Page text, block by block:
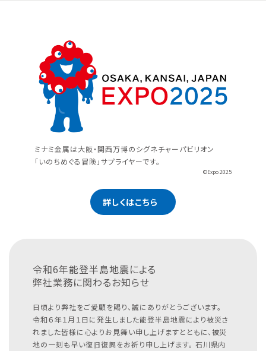
ミナミ金属は大阪・関西万博のシグネチャーパビリオン
「いのちめぐる冒険」サプライヤーです。
©Expo 2025
詳しくはこちら
令和6年能登半島地震による
弊社業務に関わるお知らせ
日頃より弊社をご愛顧を賜り、誠にありがとうございます。
令和６年１月１日に発生しました能登半島地震により被災さ
れました皆様に心よりお見舞い申し上げますとともに、被災
地の一刻も早い復旧復興をお祈り申し上げます。 石川県内